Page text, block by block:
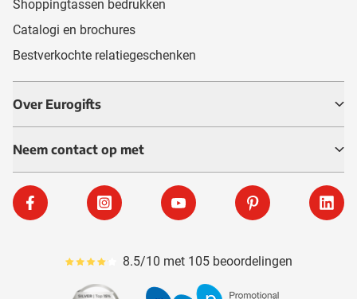
Shoppingtassen bedrukken
Catalogi en brochures
Bestverkochte relatiegeschenken
Over Eurogifts
Neem contact op met
Facebook Instagram YouTube Pinterest
Gemiddeld reviewpercentage is 85
8.5/10 met 105 beoordelingen